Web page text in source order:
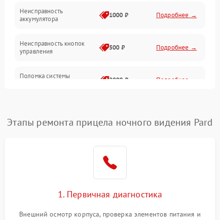
Неисправность
аккумулятора
1000 ₽ Подробнее →
Неисправность кнопок
управления
500 ₽ Подробнее →
Поломка системы
2000 ₽ Подробнее →
1000 ₽
Повреждение системы
1000 ₽ Подробнее →
Этапы ремонта прицела ночного видения Pard
1. Первичная диагностика
Внешний осмотр корпуса, проверка элементов питания и